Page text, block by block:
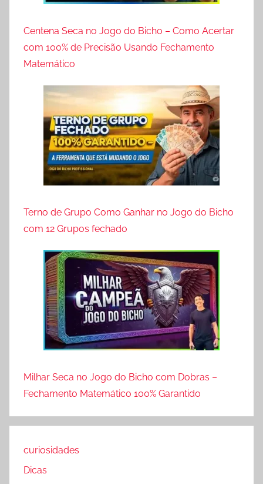
Centena Seca no Jogo do Bicho – Como Acertar
com 100% de Precisão Usando Fechamento
Matemático
Terno de Grupo Como Ganhar no Jogo do Bicho
com 12 Grupos fechado
Milhar Seca no Jogo do Bicho com Dobras –
Fechamento Matemático 100% Garantido
curiosidades
Dicas